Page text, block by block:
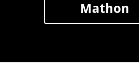
Mathon